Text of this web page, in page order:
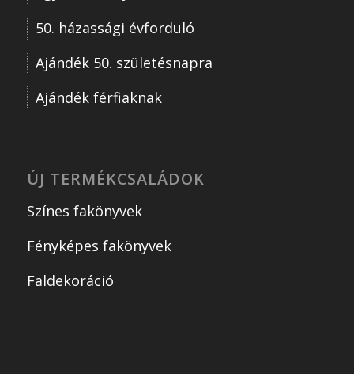
50. házassági évforduló
Ajándék 50. születésnapra
Ajándék férfiaknak
ÚJ TERMÉKCSALÁDOK
Színes fakönyvek
Fényképes fakönyvek
Faldekoráció